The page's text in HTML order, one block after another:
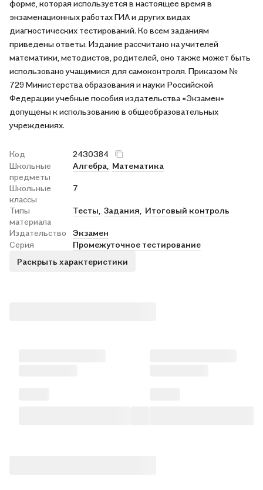
форме, которая используется в настоящее время в
экзаменационных работах ГИА и других видах
диагностических тестирований. Ко всем заданиям
приведены ответы. Издание рассчитано на учителей
математики, методистов, родителей, оно также может быть
использовано учащимися для самоконтроля. Приказом №
729 Министерства образования и науки Российской
Федерации учебные пособия издательства «Экзамен»
допущены к использованию в общеобразовательных
учреждениях.
Код
2430384
Школьные
предметы
Алгебра, Математика
Школьные
классы
7
Типы
материала
Тесты, Задания, Итоговый контроль
Издательство
Экзамен
Серия
Промежуточное тестирование
Раскрыть характеристики